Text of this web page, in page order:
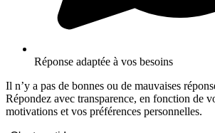
Réponse adaptée à vos besoins
Il n’y a pas de bonnes ou de mauvaises
Répondez avec transparence, en fonction de
motivations et vos préférences personnelles.